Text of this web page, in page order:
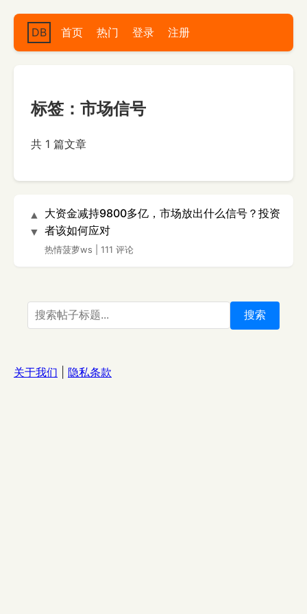
DB 首页 热门 登录 注册
标签：市场信号
共 1 篇文章
▲
▼
大资金减持9800多亿，市场放出什么信号？投资
者该如何应对
热情菠萝ws 111 评论
搜索
关于我们 隐私条款